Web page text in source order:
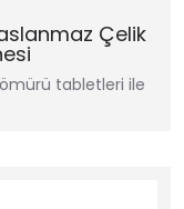
Çelik
tabletleri ile